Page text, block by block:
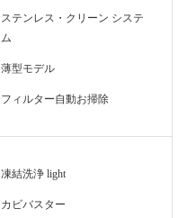
ステンレス・クリーン システ
ム
薄型モデル
フィルター自動お掃除
凍結洗浄 light
カビバスター